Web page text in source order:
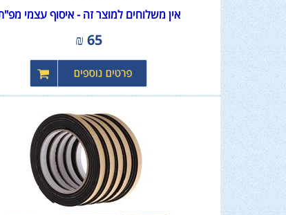
אין משלוחים למוצר זה - איסוף עצמי
65
₪